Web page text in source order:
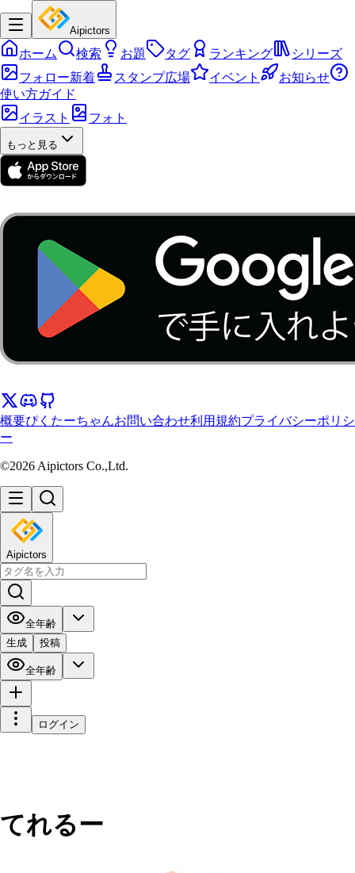
Aipictors
ホーム 検索 お題 タグ ランキング
シリーズ
フォロー新着
スタンプ広場 イベント
お知らせ
使い方ガイド
イラスト
フォト
もっと見る
概要ぴくたーちゃんお問い合わせ利用規約プライバシーポリシ
ー
©2026 Aipictors Co.,Ltd.
Aipictors
全年齢
生成
投稿
全年齢
ログイン
てれるー